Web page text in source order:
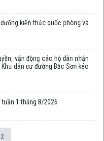
kiến thức quốc phòng và
vận động các hộ dân nhận
dân cư đường Bắc Sơn kéo
1 tháng 8/2026
2